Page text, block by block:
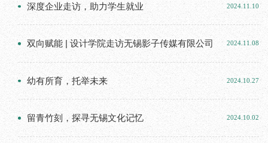
深度企业走访，助力学生就业 2024.11.10
双向赋能 | 设计学院走访无锡影子传媒有限公司 2024.11.08
幼有所育，托举未来 2024.10.27
留青竹刻，探寻无锡文化记忆 2024.10.02